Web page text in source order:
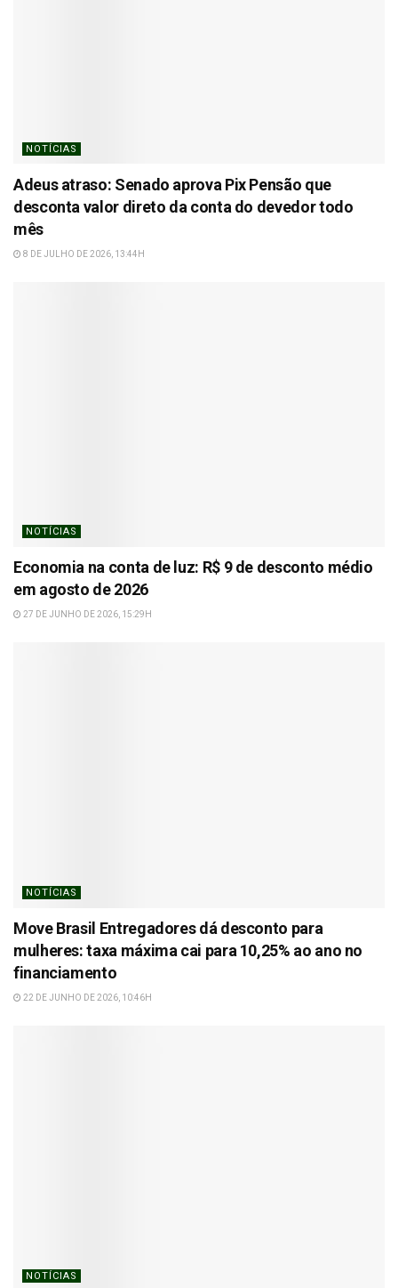
NOTÍCIAS
Adeus atraso: Senado aprova Pix Pensão que
desconta valor direto da conta do devedor todo
mês
8 DE JULHO DE 2026, 13:44H
NOTÍCIAS
Economia na conta de luz: R$ 9 de desconto médio
em agosto de 2026
27 DE JUNHO DE 2026, 15:29H
NOTÍCIAS
Move Brasil Entregadores dá desconto para
mulheres: taxa máxima cai para 10,25% ao ano no
financiamento
22 DE JUNHO DE 2026, 10:46H
NOTÍCIAS